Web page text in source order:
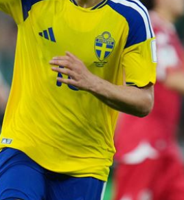
感裸背 釣出親媽小S說話了
獎直播中 20:31
小時直播 15:27
新聞台線上直播 18:00
料理！可果美蕃茄醬創無限可能
父親節送會拉筋的按摩椅 爸爸「筋歡喜」